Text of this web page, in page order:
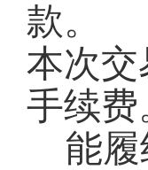
款。
本次
手续费
能